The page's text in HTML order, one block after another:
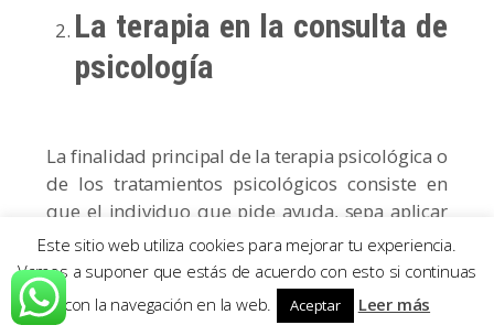
La terapia en la consulta de
psicología
La finalidad principal de la terapia psicológica o
de los tratamientos psicológicos consiste en
que el individuo que pide ayuda, sepa aplicar
maneras adecuadas de solucionar, afrontar,
gestionar, superar o prevenir aquellos
problemas psicológicos o situaciones
problemáticas y complicaciones que puedan ir
Este sitio web utiliza cookies para mejorar tu experiencia.
Vamos a suponer que estás de acuerdo con esto si continuas
con la navegación en la web.
Aceptar Leer más